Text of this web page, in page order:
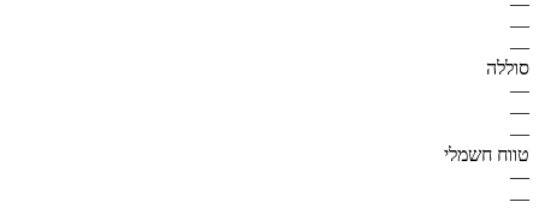
—
—
סוללה
—
—
—
טווח חשמלי
—
—